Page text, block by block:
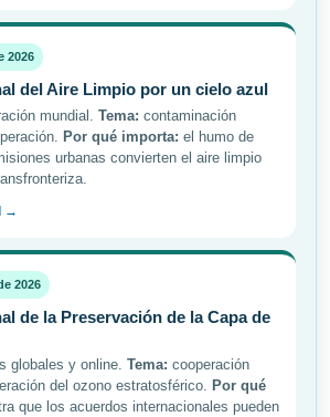
2026
del Aire Limpio por un cielo azul
mundial. Tema: contaminación
Por qué importa: el humo de
urbanas convierten el aire limpio
→
2026
de la Preservación de la Capa de
globales y online. Tema: cooperación
del ozono estratosférico. Por qué
que los acuerdos internacionales pueden